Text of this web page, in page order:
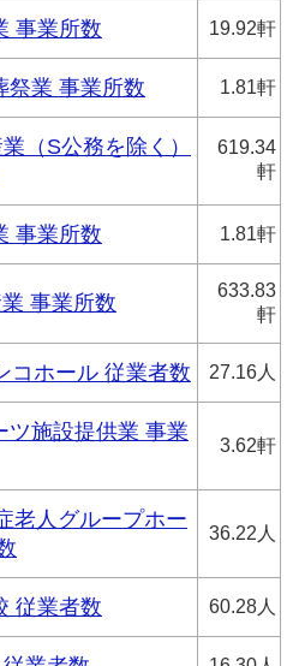
事業所数 19.92軒
祭業 事業所数 1.81軒
（S公務を除く）
619.34
軒
事業所数 1.81軒
事業所数
633.83
軒
コホール 従業者数 27.16人
ツ施設提供業 事業
3.62軒
老人グループホー
36.22人
従業者数 60.28人